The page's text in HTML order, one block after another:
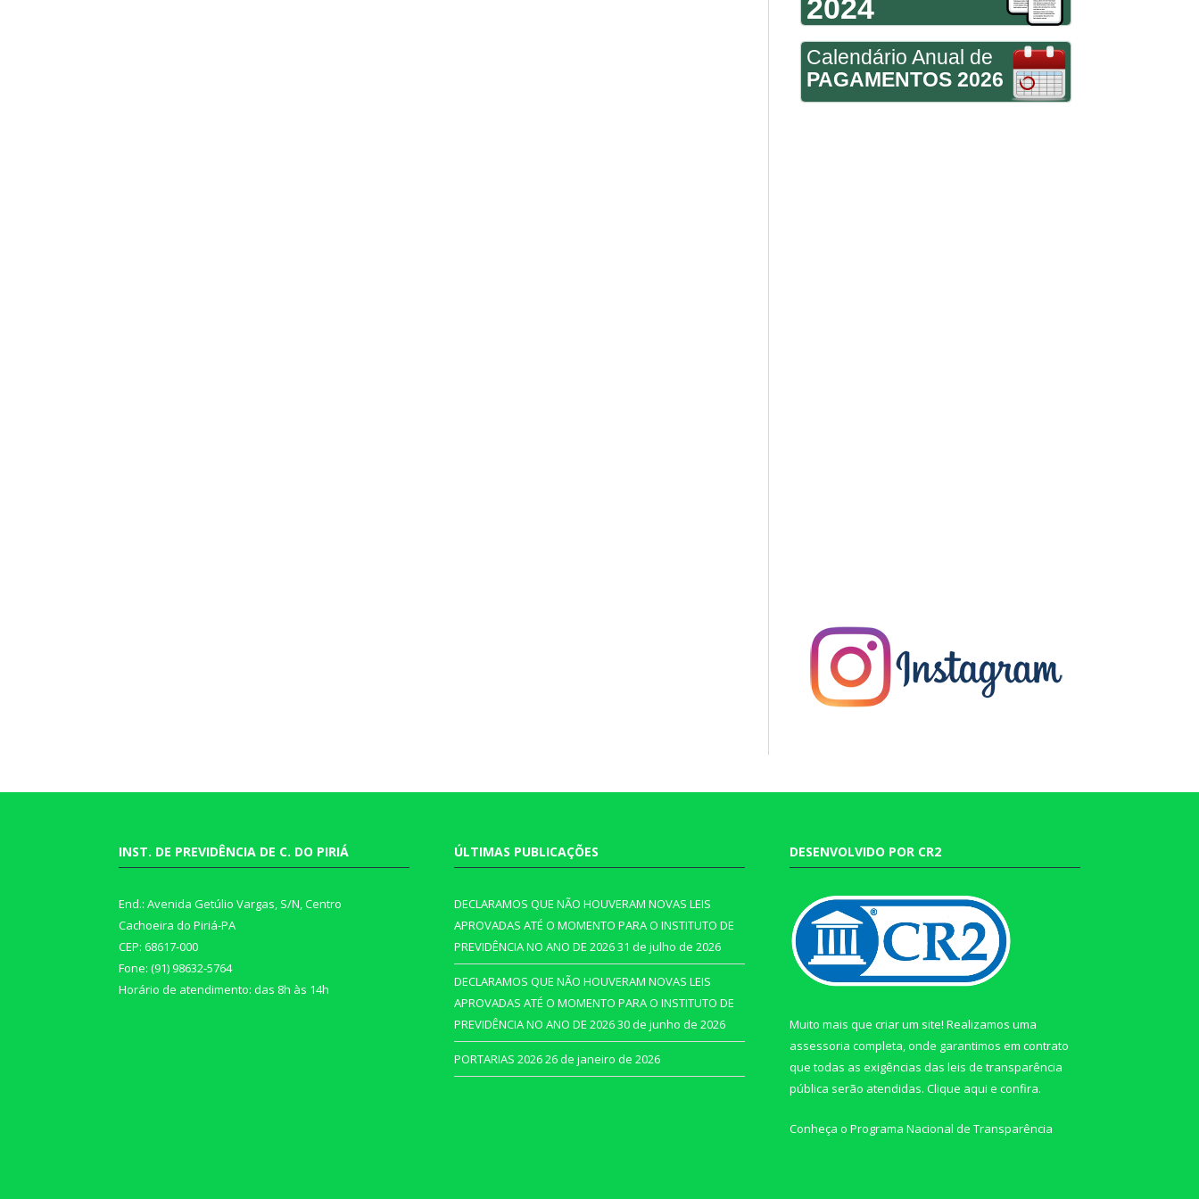
2024
Calendário Anual de
PAGAMENTOS 2026
INST. DE PREVIDÊNCIA DE C. DO PIRIÁ
End.: Avenida Getúlio Vargas, S/N, Centro
Cachoeira do Piriá-PA
CEP: 68617-000
Fone: (91) 98632-5764
Horário de atendimento: das 8h às 14h
ÚLTIMAS PUBLICAÇÕES
DECLARAMOS QUE NÃO HOUVERAM NOVAS LEIS
APROVADAS ATÉ O MOMENTO PARA O INSTITUTO DE
PREVIDÊNCIA NO ANO DE 202631 de julho de 2026
DECLARAMOS QUE NÃO HOUVERAM NOVAS LEIS
APROVADAS ATÉ O MOMENTO PARA O INSTITUTO DE
PREVIDÊNCIA NO ANO DE 202630 de junho de 2026
PORTARIAS 202626 de janeiro de 2026
DESENVOLVIDO POR CR2
Muito mais que criar um site! Realizamos uma
assessoria completa, onde garantimos em contrato
que todas as exigências das leis de transparência
pública serão atendidas. Clique aqui e confira.
Conheça o Programa Nacional de Transparência